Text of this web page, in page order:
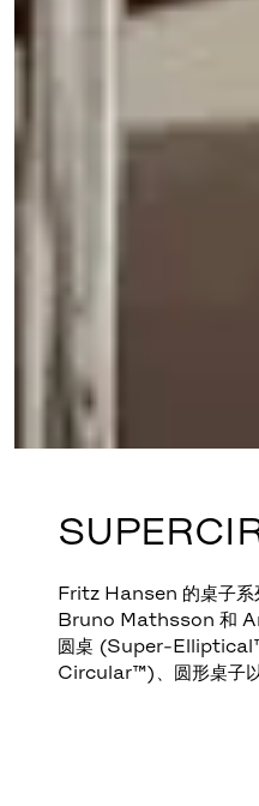
Fritz Hansen 的桌子系
Bruno Mathsson 和
圆桌 (Super-
Circular™)、圆形桌子以